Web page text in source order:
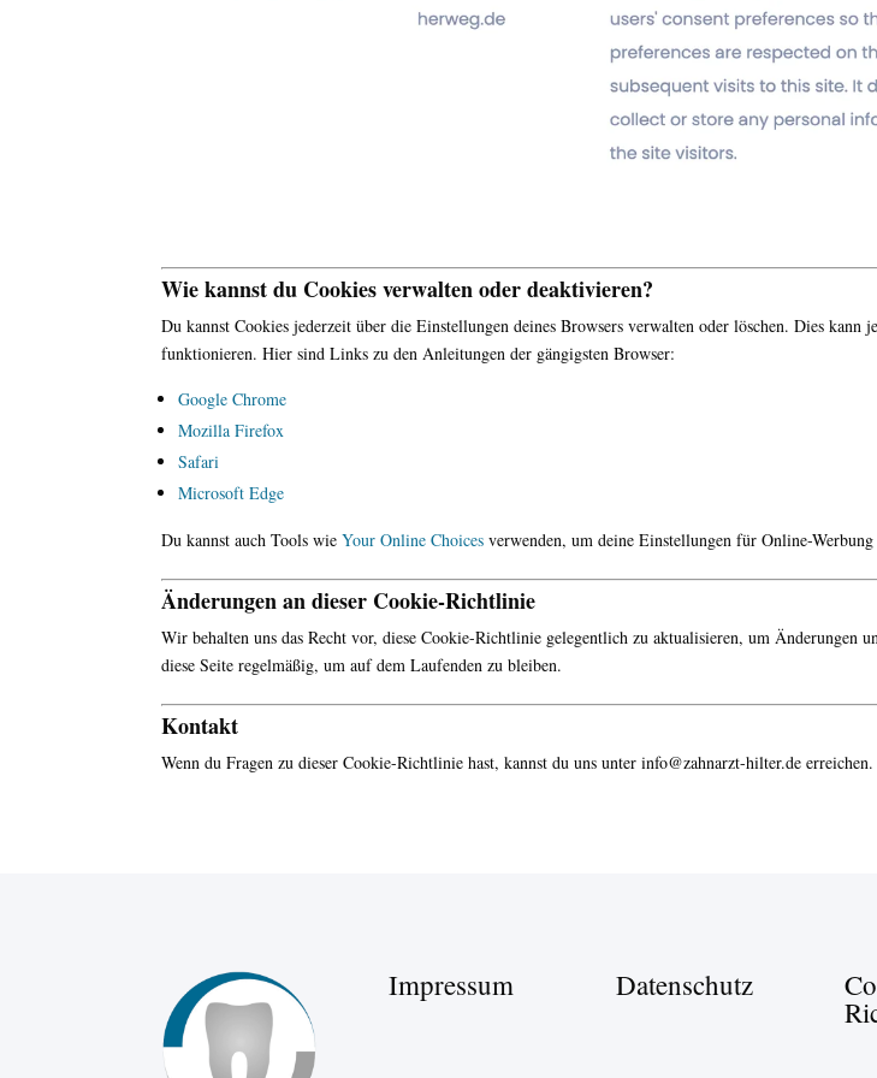
Wie kannst du Cookies verwalten oder deaktivieren?
Du kannst Cookies jederzeit über die Einstellungen deines Browsers verwalten oder löschen. Dies
funktionieren. Hier sind Links zu den Anleitungen der gängigsten Browser:
Google Chrome
Mozilla Firefox
Safari
Microsoft Edge
Du kannst auch Tools wieYour Online Choices verwenden, um deine Einstellungen für Online-Werbung
Änderungen an dieser Cookie-Richtlinie
Wir behalten uns das Recht vor, diese Cookie-Richtlinie gelegentlich zu aktualisieren, um Änderungen
diese Seite regelmäßig, um auf dem Laufenden zu bleiben.
Kontakt
Wenn du Fragen zu dieser Cookie-Richtlinie hast, kannst du uns unterinfo@zahnarzt-hilter.de erreichen.
Impressum Datenschutz